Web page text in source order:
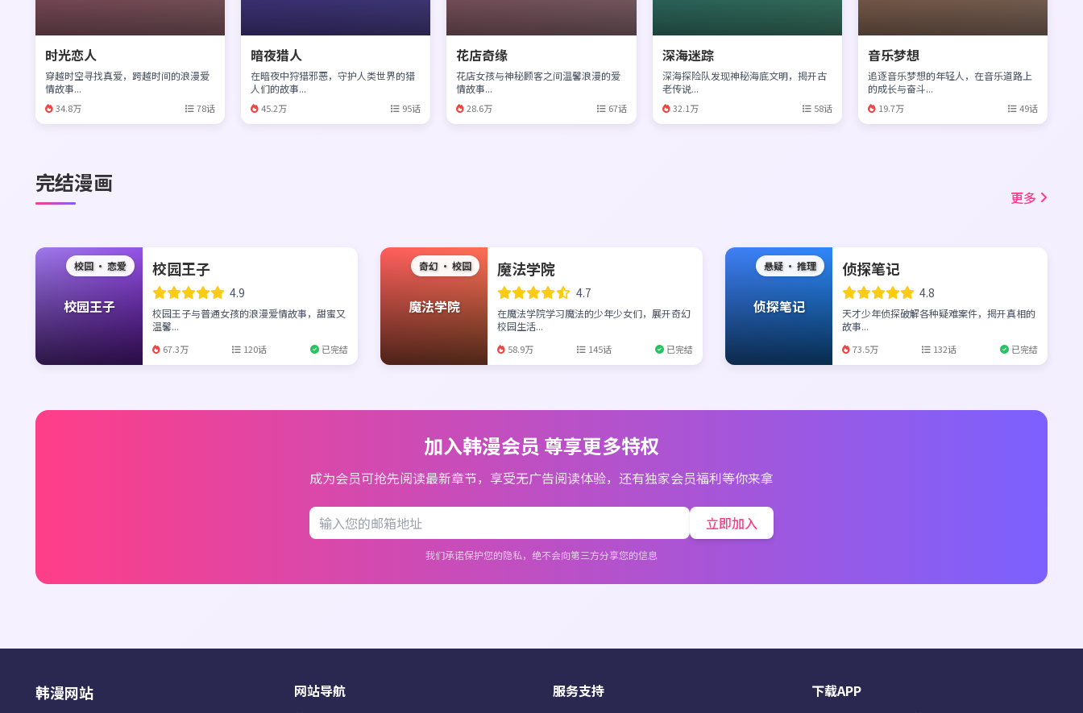
时光恋人
穿越时空寻找真爱，跨越时间的浪漫爱
情故事...
34.8万 78话
暗夜猎人
在暗夜中狩猎邪恶，守护人类世界的猎
人们的故事...
45.2万 95话
花店奇缘
花店女孩与神秘顾客之间温馨浪漫的爱
情故事...
28.6万 67话
深海迷踪
深海探险队发现神秘海底文明，揭开古
老传说...
32.1万 58话
音乐梦想
追逐音乐梦想的年轻人，在音乐道路上
的成长与奋斗...
19.7万 49话
完结漫画
更多
校园王子
校园 · 恋爱 校园王子
4.9
校园王子与普通女孩的浪漫爱情故事，甜蜜又
温馨...
67.3万 120话 已完结
魔法学院
奇幻 · 校园 魔法学院
4.7
在魔法学院学习魔法的少年少女们，展开奇幻
校园生活...
58.9万 145话 已完结
侦探笔记
悬疑 · 推理 侦探笔记
4.8
天才少年侦探破解各种疑难案件，揭开真相的
故事...
73.5万 132话 已完结
加入韩漫会员 尊享更多特权
成为会员可抢先阅读最新章节，享受无广告阅读体验，还有独家会员福利等你来拿
立即加入
我们承诺保护您的隐私，绝不会向第三方分享您的信息
韩漫网站 网站导航 服务支持 下载APP